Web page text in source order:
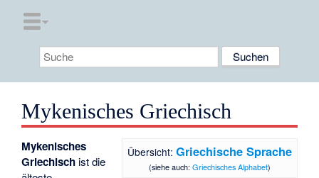
Mykenisches Griechisch
Übersicht: Griechische Sprache
(siehe auch: Griechisches Alphabet)
Mykenisches
Griechisch ist die